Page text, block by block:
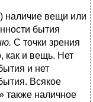
вещи или
бытия
С точки зрения
как и вещь. Нет
и нет
Всякое
также наличное